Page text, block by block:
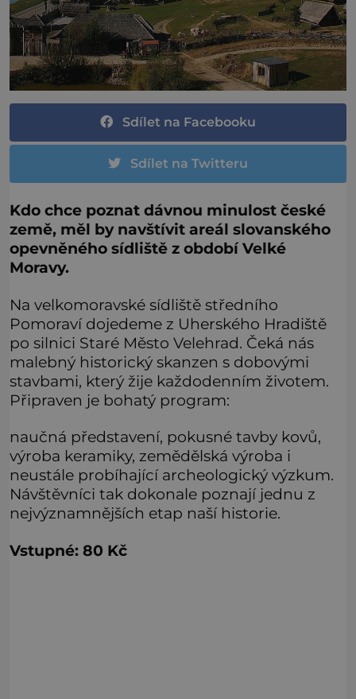
Sdílet na Facebooku
Sdílet na Twitteru
Kdo chce poznat dávnou minulost české
země, měl by navštívit areál slovanského
opevněného sídliště z období Velké
Moravy.
Na velkomoravské sídliště středního
Pomoraví dojedeme z Uherského Hradiště
po silnici Staré Město Velehrad. Čeká nás
malebný historický skanzen s dobovými
stavbami, který žije každodenním životem.
Připraven je bohatý program:
naučná představení, pokusné tavby kovů,
výroba keramiky, zemědělská výroba i
neustále probíhající archeologický výzkum.
Návštěvníci tak dokonale poznají jednu z
nejvýznamnějších etap naší historie.
Vstupné: 80 Kč